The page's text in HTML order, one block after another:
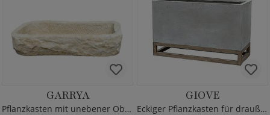
GARRYA
Pflanzkasten mit unebener Oberfläche
GIOVE
Eckiger Pflanzkasten für draußen